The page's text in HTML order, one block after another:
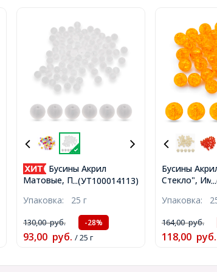
...(УТ100014113)
Бусины Акрил
Матовые, Прозрачные,
Отверстие 2мм, около
90шт/25г, (УТ100014113)
Упаковка: 25 г
130,00руб. -28%
93,00 руб. / 25 г
Бусины
Стекло",
Золотистый,
10мм,
около 45шт/
Упаковка:
164,00руб.
118,00 руб.